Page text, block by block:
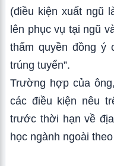
(điều kiện xuất ngũ
lên phục vụ tại ngũ
thẩm quyền đồng ý
trúng tuyển”.
Trường hợp của
các điều kiện nêu
trước thời hạn về
học ngành ngoài